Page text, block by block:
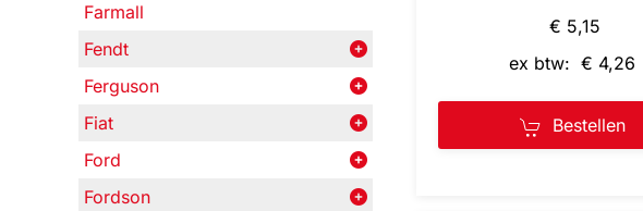
Farmall
Fendt
Ferguson
Fiat
Ford
Fordson
€ 5,15
ex btw: € 4,26
Bestellen